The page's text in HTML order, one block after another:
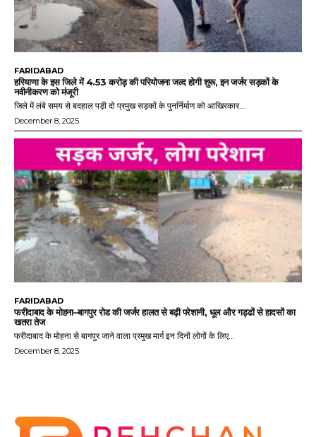
FARIDABAD
हरियाणा के इस जिले में 4.53 करोड़ की परियोजना जल्द होगी शुरू, इन जर्जर सड़कों के
नवीनीकरण को मंजूरी
जिले में लंबे समय से बदहाल पड़ी दो प्रमुख सड़कों के पुनर्निर्माण को आखिरकार...
December 8, 2025
FARIDABAD
फरीदाबाद के मोहना–बागपुर रोड की जर्जर हालत से बढ़ी परेशानी, धूल और गड्ढों से हादसों का
खतरा तेज
फरीदाबाद के मोहना से बागपुर जाने वाला प्रमुख मार्ग इन दिनों लोगों के लिए...
December 8, 2025